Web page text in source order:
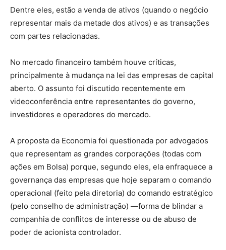
Dentre eles, estão a venda de ativos (quando o negócio
representar mais da metade dos ativos) e as transações
com partes relacionadas.
No mercado financeiro também houve críticas,
principalmente à mudança na lei das empresas de capital
aberto. O assunto foi discutido recentemente em
videoconferência entre representantes do governo,
investidores e operadores do mercado.
A proposta da Economia foi questionada por advogados
que representam as grandes corporações (todas com
ações em Bolsa) porque, segundo eles, ela enfraquece a
governança das empresas que hoje separam o comando
operacional (feito pela diretoria) do comando estratégico
(pelo conselho de administração) —forma de blindar a
companhia de conflitos de interesse ou de abuso de
poder de acionista controlador.